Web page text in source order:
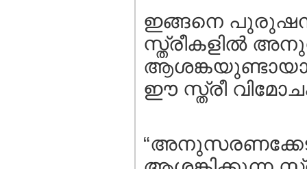
ഇങ്ങനെ
സ്ത്രീകളില്‍
ഈ സ്ത്രീ
“അനുസരണക്കേട്‌